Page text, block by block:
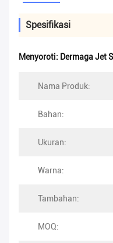
Spesifikasi
Menyoroti: Dermaga Jet
Nama Produk:
Bahan:
Ukuran:
Warna:
Tambahan:
MOQ: